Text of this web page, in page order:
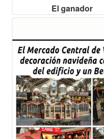
El ganador
podrá disfrutar
Aires de
Romance, en el
Hotel Las
Arenas de
València